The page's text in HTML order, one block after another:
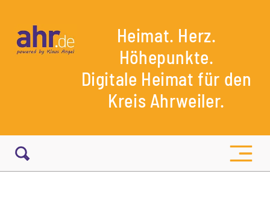
Heimat. Herz.
Höhepunkte.
Digitale Heimat für den
Kreis Ahrweiler.